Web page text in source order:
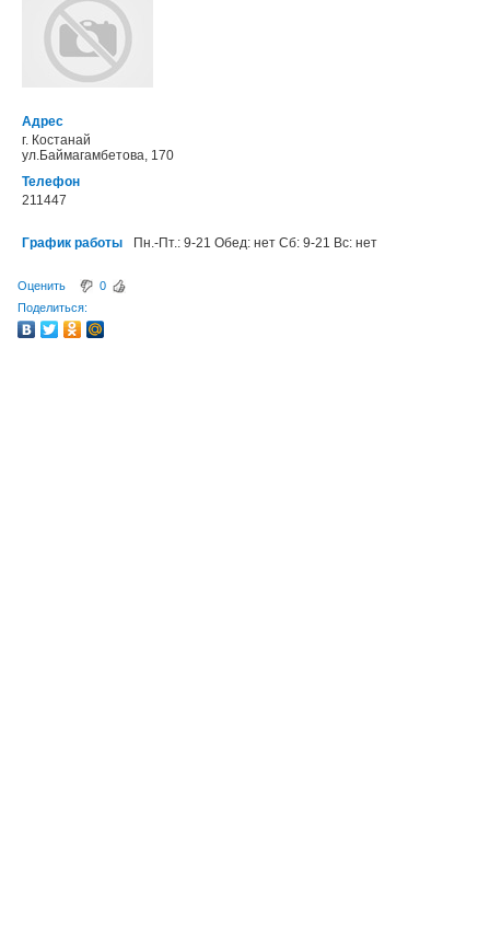
Адрес
г. Костанай
ул.Баймагамбетова, 170
Телефон
211447
График работы Пн.-Пт.: 9-21 Обед: нет Сб: 9-21 Вс: нет
Оценить
0
Поделиться: